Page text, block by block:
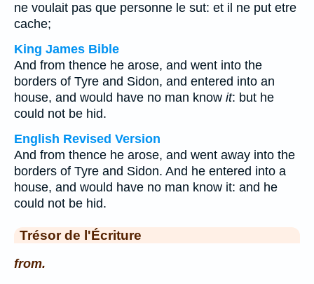
ne voulait pas que personne le sut: et il ne put etre
cache;
King James Bible
And from thence he arose, and went into the
borders of Tyre and Sidon, and entered into an
house, and would have no man know it: but he
could not be hid.
English Revised Version
And from thence he arose, and went away into the
borders of Tyre and Sidon. And he entered into a
house, and would have no man know it: and he
could not be hid.
Trésor de l'Écriture
from.